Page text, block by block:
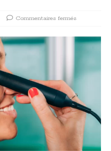
Commentaires fermés